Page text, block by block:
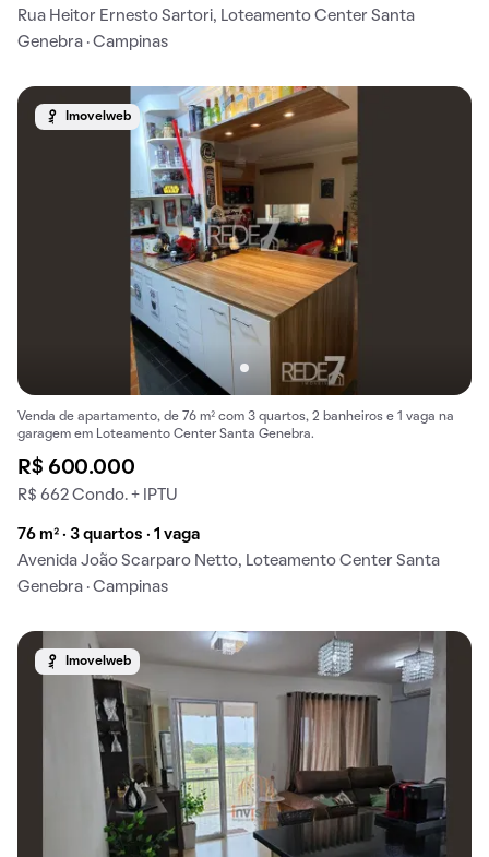
Rua Heitor Ernesto Sartori, Loteamento Center Santa
Genebra · Campinas
Imovelweb
Venda de apartamento, de 76 m² com 3 quartos, 2 banheiros e 1 vaga na
garagem em Loteamento Center Santa Genebra.
R$ 600.000
R$ 662 Condo. + IPTU
76 m² · 3 quartos · 1 vaga
Avenida João Scarparo Netto, Loteamento Center Santa
Genebra · Campinas
Imovelweb